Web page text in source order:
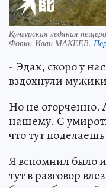
Кунгурская ледяная пещера
Фото: Иван МАКЕЕВ.
- Эдак, скоро у
вздохнули
Но не огорченно.
нашему. С
что тут
Я вспомнил было
тут в разговор